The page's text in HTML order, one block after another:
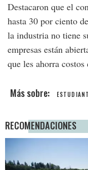
Destacaron que el
hasta 30 por ciento
la industria no tiene
empresas están
que les ahorra
RECOMENDACIONES